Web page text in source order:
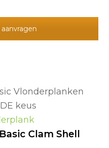
Vlonderplanken
keus
Clam Shell